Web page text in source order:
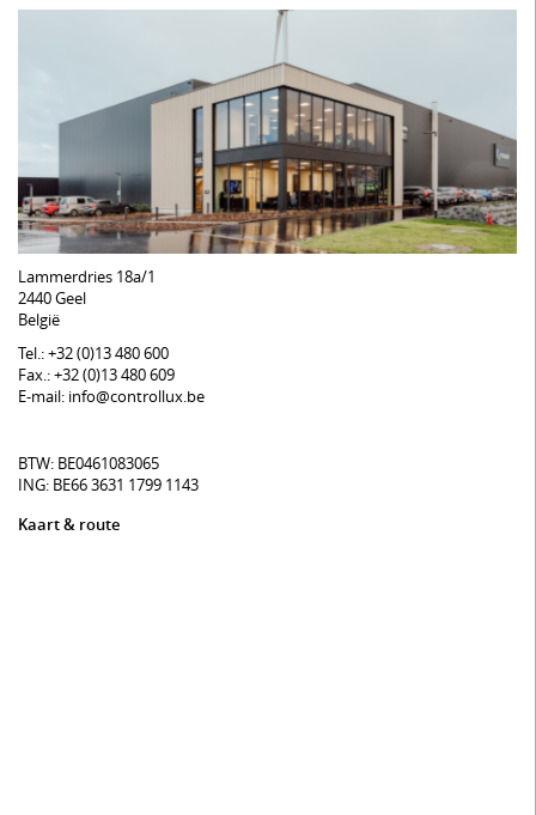
Lammerdries 18a/1
2440 Geel
België
Tel.: +32 (0)13 480 600
Fax.: +32 (0)13 480 609
E-mail: info@controllux.be
BTW: BE0461083065
ING: BE66 3631 1799 1143
Kaart & route